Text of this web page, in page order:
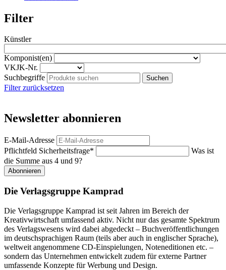
Filter
Künstler
Komponist(en)
VKJK-Nr.
Suchbegriffe
Filter zurücksetzen
Newsletter abonnieren
E-Mail-Adresse
Pflichtfeld Sicherheitsfrage*
Was ist
die Summe aus 4 und 9?
Abonnieren
Die Verlagsgruppe Kamprad
Die Verlagsgruppe Kamprad ist seit Jahren im Bereich der
Kreativwirtschaft umfassend aktiv. Nicht nur das gesamte Spektrum
des Verlagswesens wird dabei abgedeckt – Buchveröffentlichungen
im deutschsprachigen Raum (teils aber auch in englischer Sprache),
weltweit angenommene CD-Einspielungen, Noteneditionen etc. –
sondern das Unternehmen entwickelt zudem für externe Partner
umfassende Konzepte für Werbung und Design.